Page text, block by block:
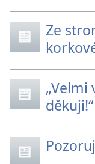
Ze
děkuji!“